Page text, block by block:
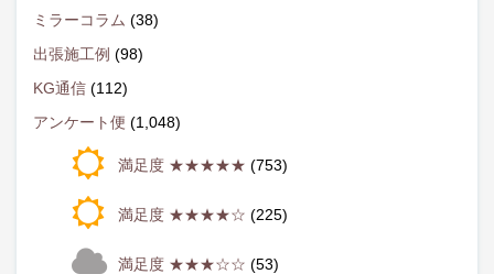
ミラーコラム (38)
出張施工例 (98)
KG通信 (112)
アンケート便 (1,048)
満足度 ★★★★★ (753)
満足度 ★★★★☆ (225)
満足度 ★★★☆☆ (53)